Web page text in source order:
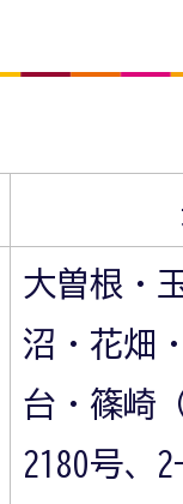
大曽根・
沼・花畑
台・篠崎
2180号、